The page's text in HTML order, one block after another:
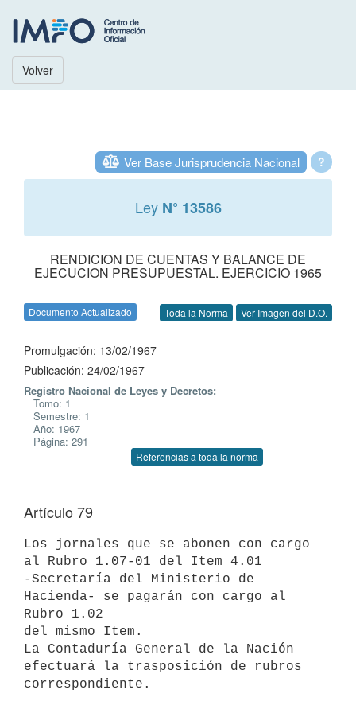
Volver
?
Ver Base Jurisprudencia Nacional
Ley N° 13586
RENDICION DE CUENTAS Y BALANCE DE
EJECUCION PRESUPUESTAL. EJERCICIO 1965
Documento Actualizado Toda la Norma Ver Imagen del D.O.
Promulgación: 13/02/1967
Publicación: 24/02/1967
Registro Nacional de Leyes y Decretos:
Tomo: 1
Semestre: 1
Año: 1967
Página: 291
Referencias a toda la norma
Artículo 79
Los jornales que se abonen con cargo
al Rubro 1.07-01 del Item 4.01
-Secretaría del Ministerio de
Hacienda- se pagarán con cargo al
Rubro 1.02
del mismo Item.
La Contaduría General de la Nación
efectuará la trasposición de rubros
correspondiente.